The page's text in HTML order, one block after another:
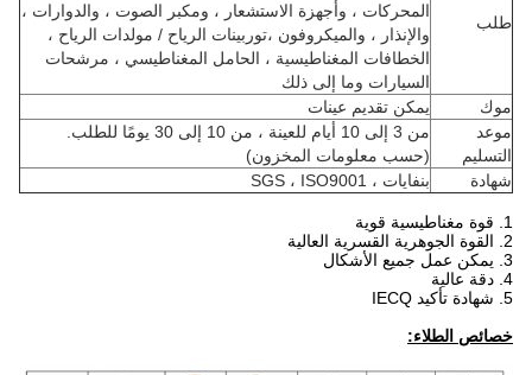
طلب
المحركات ، وأجهزة الاستشعار ، ومكبر الصوت ، والدوارات ،
والإنذار ، والميكروفون ، توربينات الرياح / مولدات الرياح ،
الخطافات المغناطيسية ، الحامل المغناطيسي ، مرشحات
السيارات وما إلى ذلك
موك
يمكن تقديم عينات
موعد
التسليم
من 3 إلى 10 أيام للعينة ، من 10 إلى 30 يومًا للطلب.
(حسب معلومات المخزون)
شهادة
بنفايات ، SGS ، ISO9001
4. دقة عالية
5. شهادة تأكيد IECQ
خصائص الطلاء: